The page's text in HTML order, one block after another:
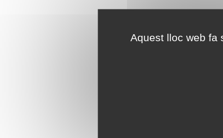
Aquest lloc web fa